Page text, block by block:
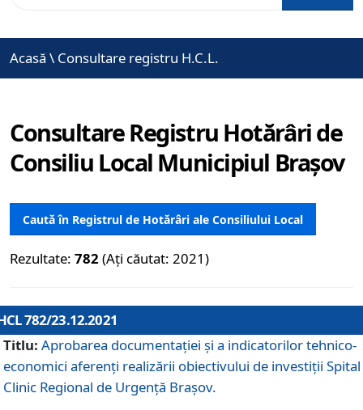
Acasă \ Consultare registru H.C.L.
Consultare Registru Hotărâri de
Consiliu Local Municipiul Brașov
Caută în Registrul de Hotărâri ale Consiliului Local
Rezultate: 782 (Ați căutat: 2021)
782/23.12.2021
Titlu: Aprobarea documentației și a indicatorilor tehnico-
economici aferenți realizării obiectivului de investiții Spital
Clinic Regional de Urgență Brașov.